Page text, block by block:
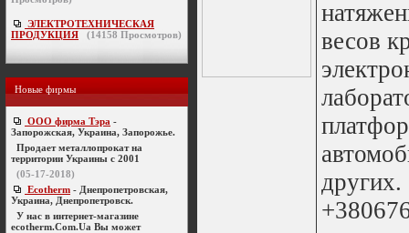
ЭЛЕКТРОТЕХНИЧЕСКАЯ
ПРОДУКЦИЯ
(14158 Просмотров)
Новые фирмы
ООО фирма Тэра -
Запорожская, Украина, Запорожье.
Продает металлопрокат на
территории Украины с 2001
(05-17-2018)
Ecotherm - Днепропетровская,
Украина, Днепропетровск.
У нас в интернет-магазине
ecotherm.Com.Ua Вы может
весов
других.